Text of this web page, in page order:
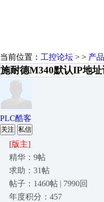
当前位置： 工控论坛 > > 产品
施耐德M340默认IP地
PLC酷客
关注 私信
[版主]
精华：9帖
求助：31帖
帖子：1460帖 | 7990回
年度积分：457